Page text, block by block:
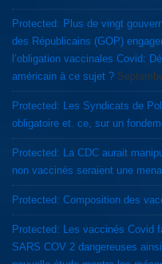
Protected: Plus de vingt
des Républicains (GOP)
l’obligation vaccinales Covid:
américain à ce sujet ?
Protected: Les Syndicats de
obligatoire et. ce, sur un
Protected: La CDC aurait
non vaccinés seraient une
Protected: Composition des
Protected: Les vaccinés Covid favoriseraient l’évolution des mutations
SARS COV 2 dangereuses